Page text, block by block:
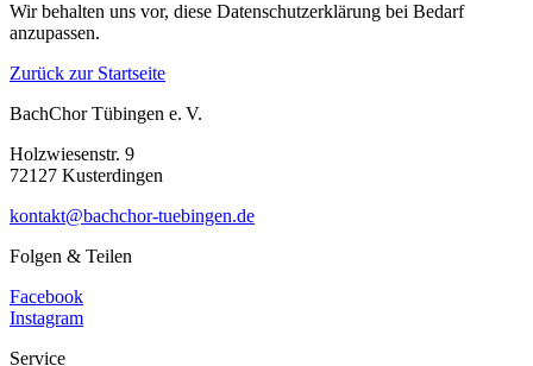
Wir behalten uns vor, diese Datenschutzerklärung bei Bedarf
anzupassen.
Zurück zur Startseite
BachChor Tübingen e. V.
Holzwiesenstr. 9
72127 Kusterdingen
kontakt@bachchor-tuebingen.de
Folgen & Teilen
Facebook
Instagram
Service